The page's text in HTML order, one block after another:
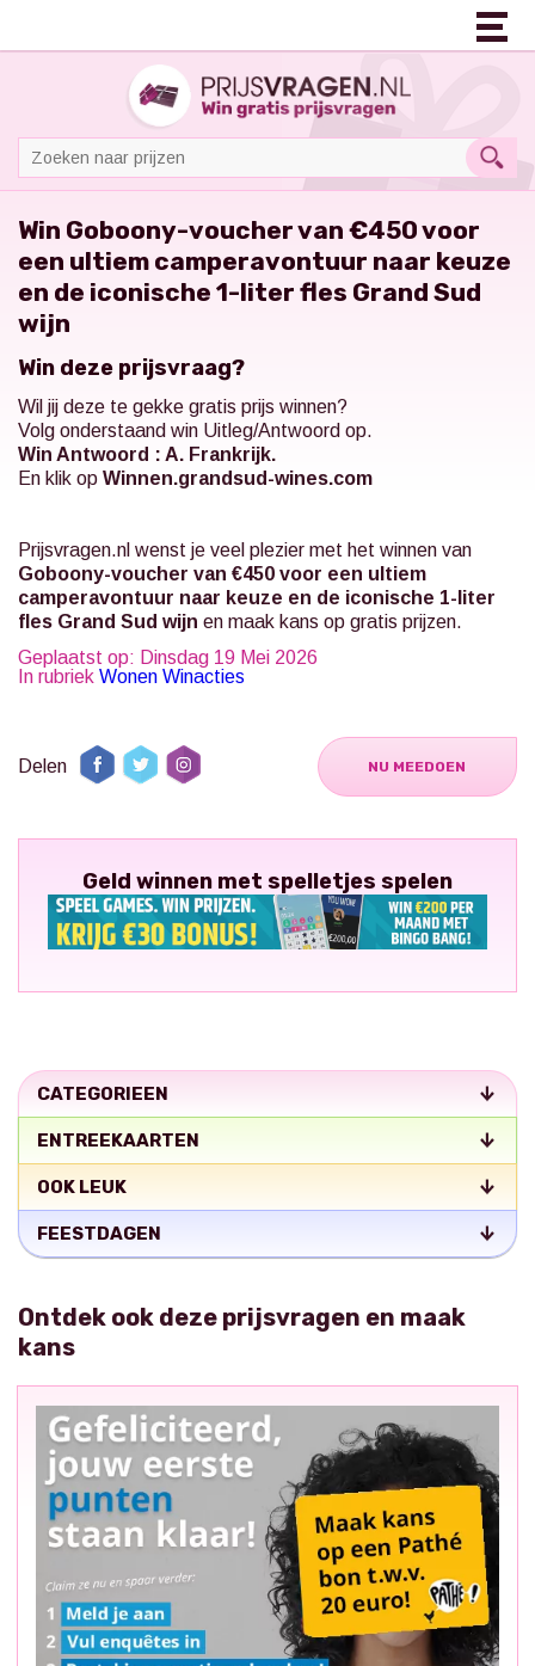
Win Goboony-voucher van €450 voor
een ultiem camperavontuur naar keuze
en de iconische 1-liter fles Grand Sud
wijn
Win deze prijsvraag?
Wil jij deze te gekke gratis prijs winnen?
Volg onderstaand win Uitleg/Antwoord op.
Win Antwoord : A. Frankrijk.
En klik op Winnen.grandsud-wines.com
Prijsvragen.nl wenst je veel plezier met het winnen van
Goboony-voucher van €450 voor een ultiem
camperavontuur naar keuze en de iconische 1-liter
fles Grand Sud wijn en maak kans op gratis prijzen.
Geplaatst op: Dinsdag 19 Mei 2026
In rubriek Wonen Winacties
Delen NU MEEDOEN
Geld winnen met spelletjes spelen
CATEGORIEEN
ENTREEKAARTEN
OOK LEUK
FEESTDAGEN
Ontdek ook deze prijsvragen en maak
kans